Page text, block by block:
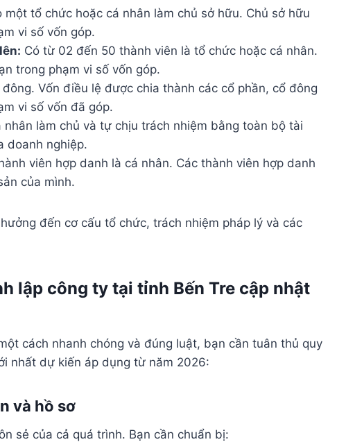
một tổ chức hoặc cá nhân làm chủ sở hữu. Chủ sở hữu
vi số vốn góp.
Có từ 02 đến 50 thành viên là tổ chức hoặc cá nhân.
trong phạm vi số vốn góp.
Vốn điều lệ được chia thành các cổ phần, cổ đông
vi số vốn đã góp.
nhân làm chủ và tự chịu trách nhiệm bằng toàn bộ tài
doanh nghiệp.
viên hợp danh là cá nhân. Các thành viên hợp danh
của mình.
đến cơ cấu tổ chức, trách nhiệm pháp lý và các
lập công ty tại tỉnh Bến Tre cập nhật
cách nhanh chóng và đúng luật, bạn cần tuân thủ quy
nhất dự kiến áp dụng từ năm 2026:
và hồ sơ
sẻ của cả quá trình. Bạn cần chuẩn bị: